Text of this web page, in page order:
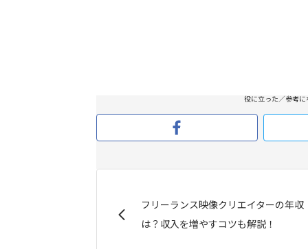
役に立った／参考
フリーランス映像クリエイターの年収
は？収入を増やすコツも解説！